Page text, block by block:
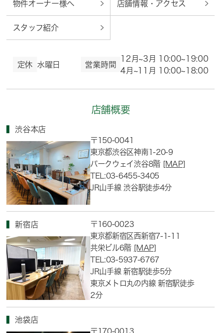
物件オーナー様へ 店舗情報・アクセス
スタッフ紹介
定休 水曜日 営業時間
12月~3月 10:00~19:00
4月~11月 10:00~18:00
店舗概要
渋谷本店
〒150-0041
東京都渋谷区神南1-20-9
パークウェイ渋谷8階 [MAP]
TEL:03-6455-3405
JR山手線 渋谷駅徒歩4分
新宿店
〒160-0023
東京都新宿区西新宿7-1-11
共栄ビル6階 [MAP]
TEL:03-5937-6767
JR山手線 新宿駅徒歩5分
東京メトロ丸の内線 新宿駅徒歩
2分
池袋店
〒170-0013